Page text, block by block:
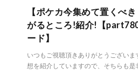
【ポケカ今集めて置くべ
がるところ!紹介!【
ード】
いつもご視聴頂きありがとうござい
想を紹介していますので、そちらも